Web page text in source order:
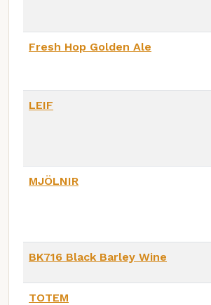
Fresh Hop Golden Ale
LEIF
MJÖLNIR
BK716 Black Barley Wine
TOTEM